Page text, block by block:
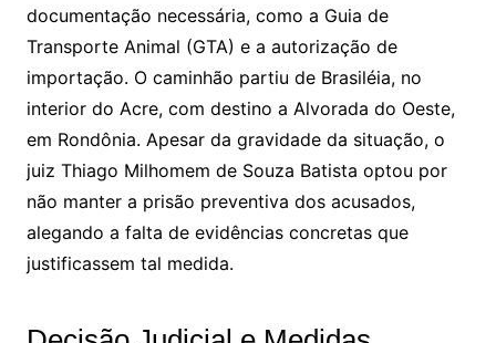
documentação necessária, como a Guia de
Transporte Animal (GTA) e a autorização de
importação. O caminhão partiu de Brasiléia, no
interior do Acre, com destino a Alvorada do Oeste,
em Rondônia. Apesar da gravidade da situação, o
juiz Thiago Milhomem de Souza Batista optou por
não manter a prisão preventiva dos acusados,
alegando a falta de evidências concretas que
justificassem tal medida.